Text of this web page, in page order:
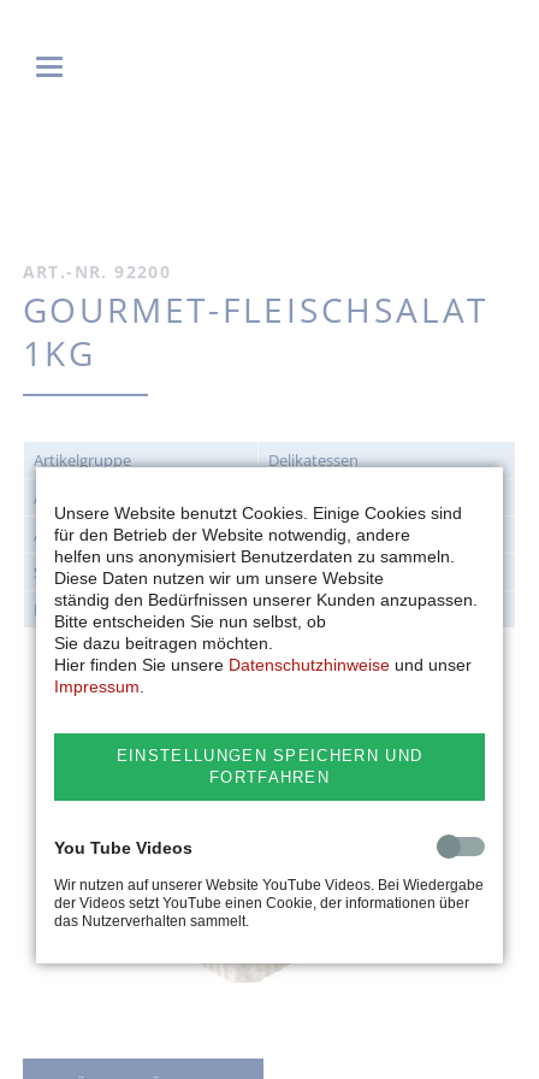
ART.-NR. 92200
GOURMET-FLEISCHSALAT
1KG
Artikelgruppe
Delikatessen
Artikelnummer
Artikelbezeichnung
Gourmet-Fleischsalat
Stückgewicht
ca. 1 kg
Packungsinhalt
ca. 1 kg
Unsere Website benutzt Cookies. Einige Cookies sind
für den Betrieb der Website notwendig, andere
helfen uns anonymisiert Benutzerdaten zu sammeln.
Diese Daten nutzen wir um unsere Website
ständig den Bedürfnissen unserer Kunden anzupassen.
Bitte entscheiden Sie nun selbst, ob
Sie dazu beitragen möchten.
Hier finden Sie unsere Datenschutzhinweise und unser
Impressum
EINSTELLUNGEN SPEICHERN UND
FORTFAHREN
You Tube Videos
Wir nutzen auf unserer Website YouTube Videos. Bei Wiedergabe
der Videos setzt YouTube einen Cookie, der informationen über
das Nutzerverhalten sammelt.